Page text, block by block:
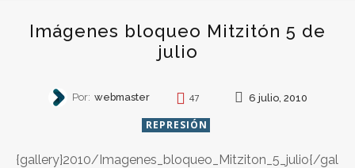
Imágenes bloqueo Mitzitón 5 de
julio
Por: webmaster 47 6 julio, 2010
REPRESIÓN
{gallery}2010/Imagenes_bloqueo_Mitziton_5_julio{/gal